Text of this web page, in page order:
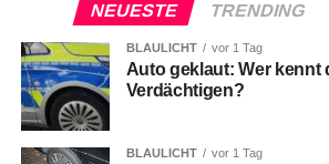
NEUESTE TRENDING
BLAULICHT vor 1 Tag
Auto geklaut: Wer kennt
Verdächtigen?
BLAULICHT vor 1 Tag